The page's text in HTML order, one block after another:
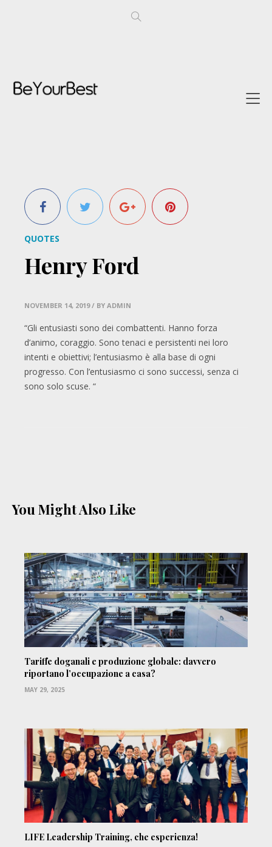
QUOTES
Henry Ford
NOVEMBER 14, 2019 / BY ADMIN
“Gli entusiasti sono dei combattenti. Hanno forza
d’animo, coraggio. Sono tenaci e persistenti nei loro
intenti e obiettivi; l’entusiasmo è alla base di ogni
progresso. Con l’entusiasmo ci sono successi, senza ci
sono solo scuse. “
You Might Also Like
Tariffe doganali e produzione globale: davvero
riportano l’occupazione a casa?
MAY 29, 2025
LIFE Leadership Training, che esperienza!